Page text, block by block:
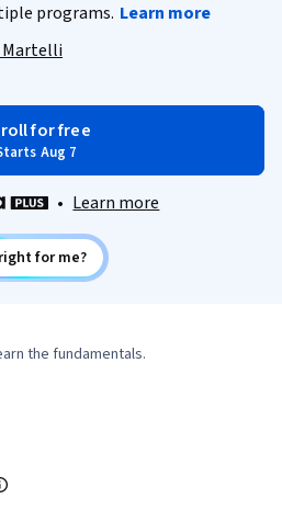
programs. Learn more
Martelli
for free
Aug 7
• Learn more
for me?
the fundamentals.